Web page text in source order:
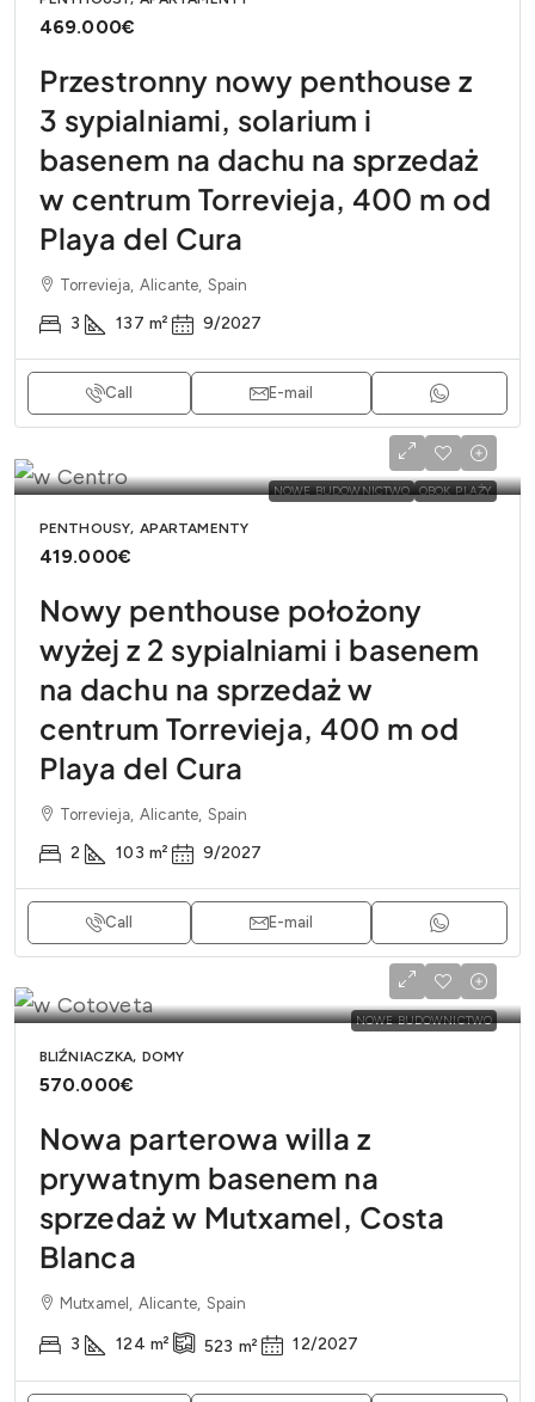
469.000€
Przestronny nowy penthouse z
3 sypialniami, solarium i
basenem na dachu na sprzedaż
w centrum Torrevieja, 400 m od
Playa del Cura
Torrevieja, Alicante, Spain
3 137 m² 9/2027
Call E-mail
NOWE BUDOWNICTWO OBOK PLAŻY
PENTHOUSY, APARTAMENTY
419.000€
Nowy penthouse położony
wyżej z 2 sypialniami i basenem
na dachu na sprzedaż w
centrum Torrevieja, 400 m od
Playa del Cura
Torrevieja, Alicante, Spain
2 103 m² 9/2027
Call E-mail
NOWE BUDOWNICTWO
BLIŹNIACZKA, DOMY
570.000€
Nowa parterowa willa z
prywatnym basenem na
sprzedaż w Mutxamel, Costa
Blanca
Mutxamel, Alicante, Spain
3 124 m² 523 m² 12/2027